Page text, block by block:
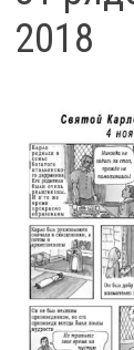
2018